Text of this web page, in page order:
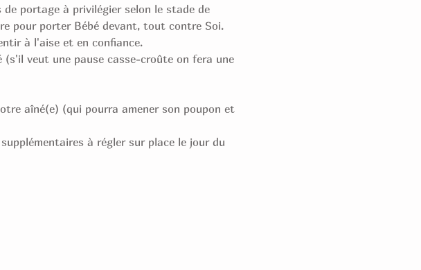
portage à privilégier selon le stade de
pour porter Bébé devant, tout contre Soi.
à l'aise et en confiance.
veut une pause casse-croûte on fera une
aîné(e) (qui pourra amener son poupon et
à régler sur place le jour du